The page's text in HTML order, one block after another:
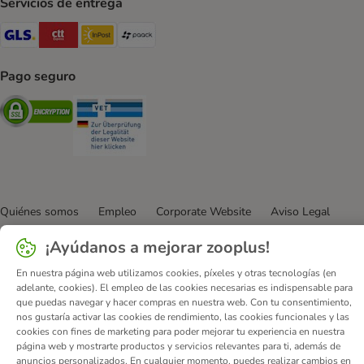
GLS Shipping Method
CTTExpress Shipping Method
InPost Shipping Method
Pago seguro
Security
Quiénes somos Empleo Corporate Website
Aviso Legal
Condiciones comerciales generales
Formulario de desistimiento
Contacto
Gastos de envío y plazo de entrega
Formas de pago
Programa de afiliación
Protección de datos
Declaración de accesibilidad
© zooplus SE2026
¡Ayúdanos a mejorar zooplus!
En nuestra página web utilizamos cookies, píxeles y otras tecnologías (en
adelante, cookies). El empleo de las cookies necesarias es indispensable para
que puedas navegar y hacer compras en nuestra web. Con tu consentimiento,
nos gustaría activar las cookies de rendimiento, las cookies funcionales y las
cookies con fines de marketing para poder mejorar tu experiencia en nuestra
página web y mostrarte productos y servicios relevantes para ti, además de
anuncios personalizados. En cualquier momento, puedes realizar cambios en